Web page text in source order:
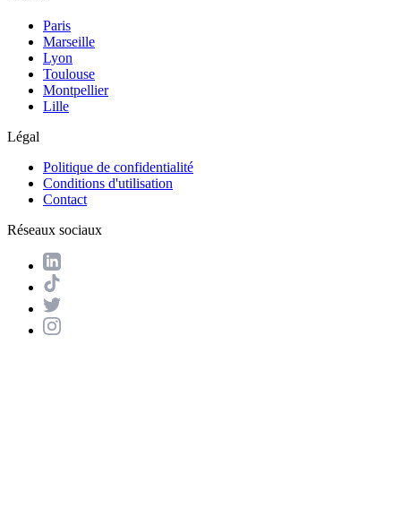
Paris
Marseille
Lyon
Toulouse
Montpellier
Lille
Légal
Politique de confidentialité
Conditions d'utilisation
Contact
Réseaux sociaux